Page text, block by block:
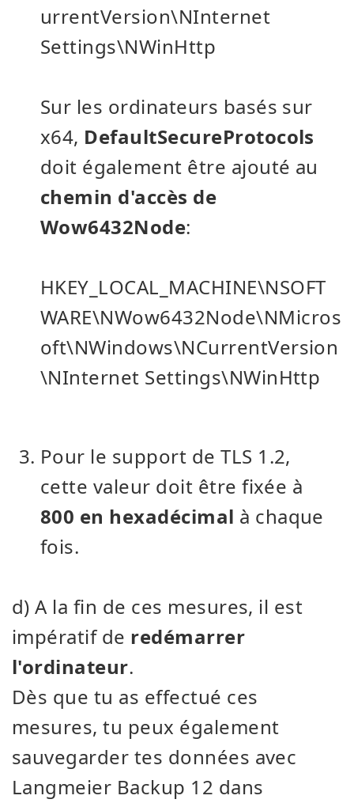
urrentVersion\NInternet
Settings\NWinHttp
Sur les ordinateurs basés sur
x64, DefaultSecureProtocols
doit également être ajouté au
chemin d'accès de
Wow6432Node:
HKEY_LOCAL_MACHINE\NSOFT
WARE\NWow6432Node\NMicros
oft\NWindows\NCurrentVersion
\NInternet Settings\NWinHttp
Pour le support de TLS 1.2,
cette valeur doit être fixée à
800 en hexadécimal à chaque
fois.
d) A la fin de ces mesures, il est
impératif de redémarrer
l'ordinateur.
Dès que tu as effectué ces
mesures, tu peux également
sauvegarder tes données avec
Langmeier Backup 12 dans